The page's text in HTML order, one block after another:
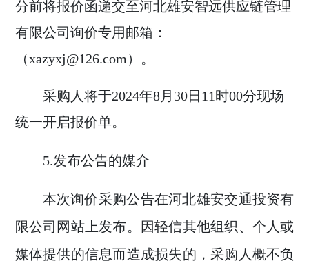
分前将报价函递交至河北雄安智远供应链管理
有限公司询价专用邮箱：
（xazyxj@126.com ）。
采购人将于2024年8月 30日 11时00分现场
统一开启报价单。
5.发布公告的媒介
本次询价采购公告在河北雄安交通投资有
限公司 网站上发布。因轻信其他组织、个人或
媒体提供的信息而造成损失的，采购人概不负